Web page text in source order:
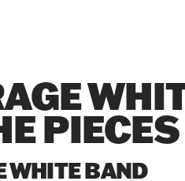
PIECES
WHITE BAND